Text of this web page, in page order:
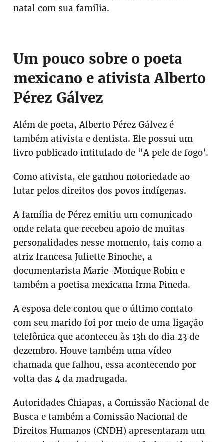
natal com sua família.
Um pouco sobre o poeta
mexicano e ativista Alberto
Pérez Gálvez
Além de poeta, Alberto Pérez Gálvez é
também ativista e dentista. Ele possui um
livro publicado intitulado de “A pele de fogo’.
Como ativista, ele ganhou notoriedade ao
lutar pelos direitos dos povos indígenas.
A família de Pérez emitiu um comunicado
onde relata que recebeu apoio de muitas
personalidades nesse momento, tais como a
atriz francesa Juliette Binoche, a
documentarista Marie-Monique Robin e
também a poetisa mexicana Irma Pineda.
A esposa dele contou que o último contato
com seu marido foi por meio de uma ligação
telefônica que aconteceu às 13h do dia 23 de
dezembro. Houve também uma vídeo
chamada que falhou, essa acontecendo por
volta das 4 da madrugada.
Autoridades Chiapas, a Comissão Nacional de
Busca e também a Comissão Nacional de
Direitos Humanos (CNDH) apresentaram um